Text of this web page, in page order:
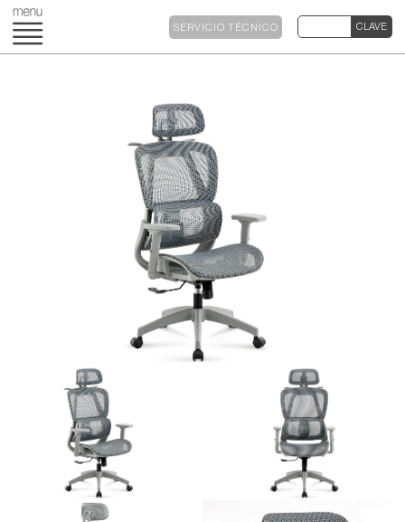
SERVICIO TÉCNICO